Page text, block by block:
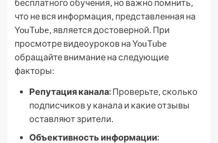
бесплатного обучения‚ но важно помнить‚
что не вся информация‚ представленная на
YouTube‚ является достоверной. При
просмотре видеоуроков на YouTube
обращайте внимание на следующие
факторы:
Репутация канала:Проверьте‚ сколько
подписчиков у канала и какие отзывы
оставляют зрители.
Объективность информации: